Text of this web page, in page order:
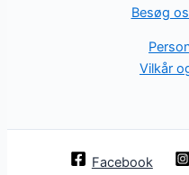
Besøg
Vilkår
Facebook